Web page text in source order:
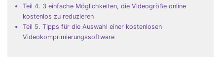
Teil 4. 3 einfache Möglichkeiten, die Videogröße online
kostenlos zu reduzieren
Teil 5. Tipps für die Auswahl einer kostenlosen
Videokomprimierungssoftware